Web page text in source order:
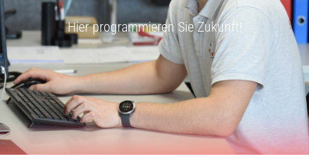
Hier programmieren Sie Zukunft!